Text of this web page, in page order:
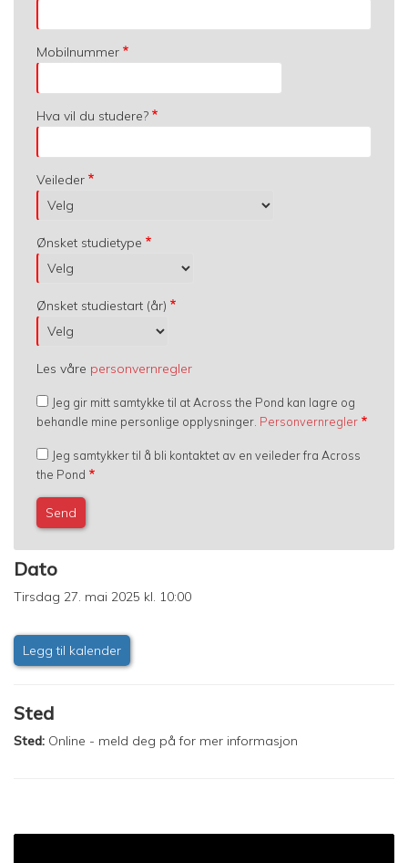
Mobilnummer
Hva vil du studere?
Veileder
Ønsket studietype
Ønsket studiestart (år)
Les våre personvernregler
Jeg gir mitt samtykke til at Across the Pond kan lagre og
behandle mine personlige opplysninger. Personvernregler
Jeg samtykker til å bli kontaktet av en veileder fra Across
the Pond
Dato
Tirsdag 27. mai 2025 kl. 10:00
Legg til kalender
Sted
Sted: Online - meld deg på for mer informasjon